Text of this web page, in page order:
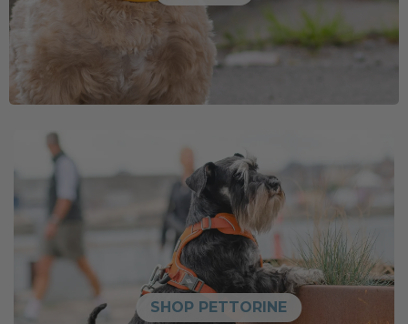
SHOP PETTORINE